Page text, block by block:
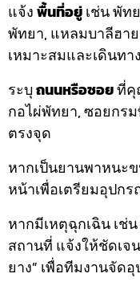
แจ้งพื้นที่อยู่เช่น พัท
พัทยา, แหลมบาลีฮา
เหมาะสมและเดินทา
ระบุถนนหรือซอยที่คุ
กอไผ่พัทยา, ซอยกร
ตรงจุด
หากเป็นยานพาหนะ
หน้าเพื่อเตรียมอุปก
หากมีเหตุฉุกเฉิน เช่
สถานที่ แจ้งให้ชัดเจ
ยาง” เพื่อทีมงานจัด